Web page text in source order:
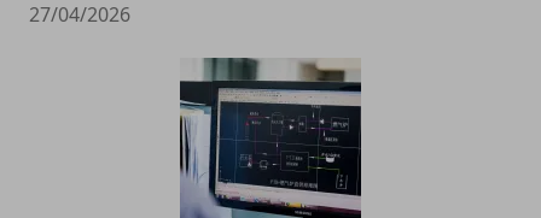
27/04/2026